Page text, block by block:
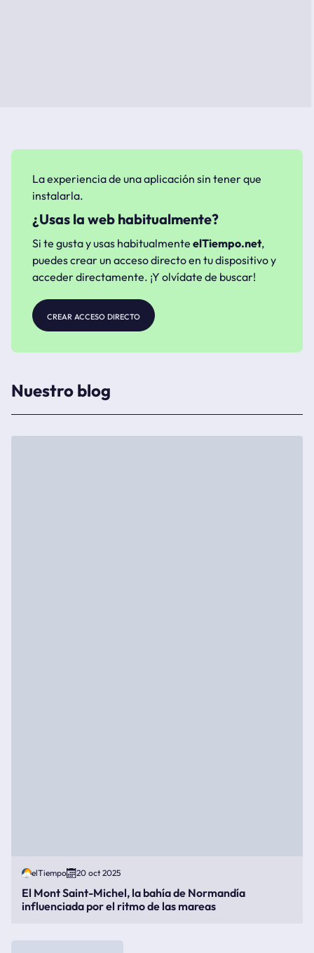
La experiencia de una aplicación sin tener que
instalarla.
¿Usas la web habitualmente?
Si te gusta y usas habitualmente elTiempo.net,
puedes crear un acceso directo en tu dispositivo y
acceder directamente. ¡Y olvídate de buscar!
crear acceso directo
Nuestro blog
elTiempo 20 oct 2025
El Mont Saint-Michel, la bahía de Normandía
influenciada por el ritmo de las mareas